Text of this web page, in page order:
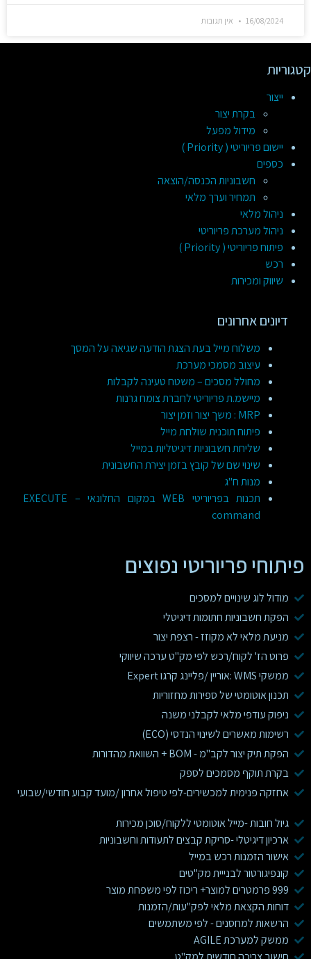
16/08/2024 אין תגובות
קטגוריות
ייצור
בקרת יצור
מידול מפעל
יישום פריוריטי ( Priority )
כספים
חשבוניות הכנסה/הוצאה
תמחיר וערך מלאי
ניהול מלאי
ניהול מערכת פריוריטי
פיתוח פריוריטי ( Priority )
רכש
שיווק ומכירות
דיונים אחרונים
משלוח מייל בעת הצגת הודעה שגיאה על המסך
עיצוב מסמכי מערכת
מחולל מסכים – משטח טעינה לקבלות
מיישמ.ת פריוריטי לחברת צומח גרנות
MRP : משך יצור וזמן יצור
פיתוח תוכנית שולחת מייל
שליחת חשבוניות דיגיטליות במייל
שינוי שם של קובץ בזמן יצירת החשבונית
מנות ח"ג
תכנות בפריוריטי WEB במקום החלונאי – EXECUTE
command
פיתוחי פריוריטי נפוצים
מודול לוג שינויים למסכים
הפקת חשבוניות חתומות דיגיטלי
מניעת מלאי לא מקוזז - רצפת יצור
פרוט הז' לקוח/רכש לפי מק"ט ערכה שיווקי
ממשקי WMS :אוריין /פליינג קרגו Expert
תכנון אוטומטי של ספירות מחזוריות
ניפוק עודפי מלאי לקבלני משנה
רשימות מאשרים לשינוי הנדסי (ECO)
הפקת תיק יצור לקב"מ - BOM + השוואת מהדורות
בקרת תוקף מסמכים לספק
אחזקה פנימית למכשירים-לפי טיפול אחרון /מועד קבוע חודשי/שבועי
גיול חובות -מייל אוטומטי ללקוח/סוכן מכירות
ארכיון דיגיטלי -סריקת קבצים לתעודות וחשבוניות
אישור הזמנות רכש במייל
קונפיגורטור לבנייית מק"טים
999 פרמטרים למוצר+ ריכוז לפי משפחת מוצר
דוחות הקצאת מלאי לפק"עות/הזמנות
הרשאות למחסנים - לפי משתמשים
ממשק למערכת AGILE